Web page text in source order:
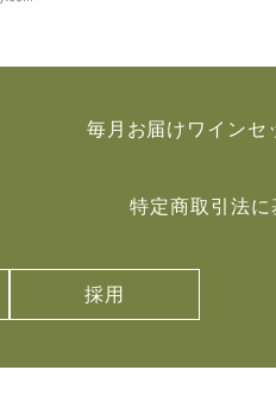
毎月お届けワインセ
特定商取引法
採用